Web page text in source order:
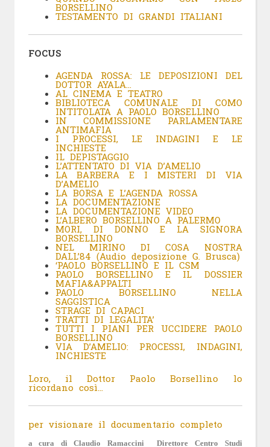
BORSELLINO
TESTAMENTO DI GRANDI ITALIANI
FOCUS
AGENDA ROSSA: LE DEPOSIZIONI DEL
DOTTOR AYALA…
AL CINEMA E TEATRO
BIBLIOTECA COMUNALE DI COMO
INTITOLATA A PAOLO BORSELLINO
IN COMMISSIONE PARLAMENTARE
ANTIMAFIA
I PROCESSI, LE INDAGINI E LE
INCHIESTE
IL DEPISTAGGIO
L’ATTENTATO DI VIA D’AMELIO
LA BARBERA E I MISTERI DI VIA
D’AMELIO
LA BORSA E L’AGENDA ROSSA
LA DOCUMENTAZIONE
LA DOCUMENTAZIONE VIDEO
L’ALBERO BORSELLINO A PALERMO
MORI, DI DONNO E LA SIGNORA
BORSELLINO
NEL MIRINO DI COSA NOSTRA
DALL’84 (Audio deposizione G. Brusca)
‘PAOLO BORSELLINO E IL CSM
PAOLO BORSELLINO E IL DOSSIER
MAFIA&APPALTI
PAOLO BORSELLINO NELLA
SAGGISTICA
STRAGE DI CAPACI
TRATTI DI LEGALITA’
TUTTI I PIANI PER UCCIDERE PAOLO
BORSELLINO
VIA D’AMELIO: PROCESSI, INDAGINI,
INCHIESTE
Loro, il Dottor Paolo Borsellino lo
ricordano così…
per visionare il documentario completo
a cura di Claudio Ramaccini Direttore Centro Studi